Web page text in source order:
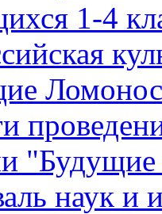
1-4
наук и